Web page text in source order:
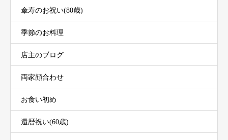
傘寿のお祝い(80歳)
季節のお料理
店主のブログ
両家顔合わせ
お食い初め
還暦祝い(60歳)